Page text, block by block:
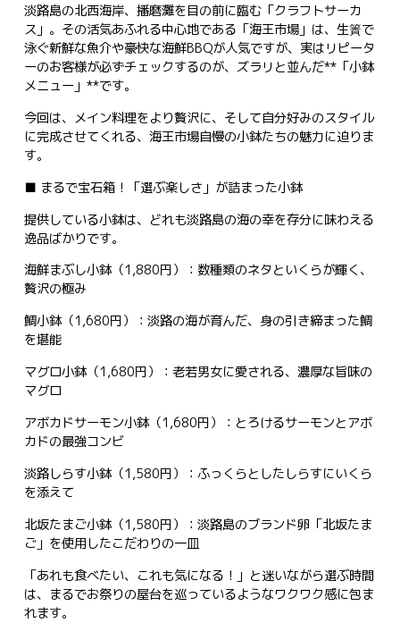
淡路島の北西海岸、播磨灘を目の前に臨む「クラフトサーカ
ス」。その活気あふれる中心地である「海王市場」は、生簀で
泳ぐ新鮮な魚介や豪快な海鮮BBQが人気ですが、実はリピータ
ーのお客様が必ずチェックするのが、ズラリと並んだ**「小鉢
メニュー」**です。
今回は、メイン料理をより贅沢に、そして自分好みのスタイル
に完成させてくれる、海王市場自慢の小鉢たちの魅力に迫りま
す。
■ まるで宝石箱！「選ぶ楽しさ」が詰まった小鉢
提供している小鉢は、どれも淡路島の海の幸を存分に味わえる
逸品ばかりです。
海鮮まぶし小鉢（1,880円）：数種類のネタといくらが輝く、
贅沢の極み
鯛小鉢（1,680円）：淡路の海が育んだ、身の引き締まった鯛
を堪能
マグロ小鉢（1,680円）：老若男女に愛される、濃厚な旨味の
マグロ
アボカドサーモン小鉢（1,680円）：とろけるサーモンとアボ
カドの最強コンビ
淡路しらす小鉢（1,580円）：ふっくらとしたしらすにいくら
を添えて
北坂たまご小鉢（1,580円）：淡路島のブランド卵「北坂たま
ご」を使用したこだわりの一皿
「あれも食べたい、これも気になる！」と迷いながら選ぶ時間
は、まるでお祭りの屋台を巡っているようなワクワク感に包ま
れます。